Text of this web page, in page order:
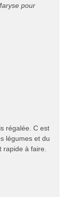
pour
régalée. C est
légumes et du
à faire.